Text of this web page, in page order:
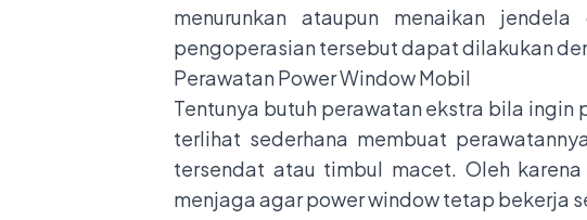
menurunkan ataupun menaikan
pengoperasian tersebut dapat dilakukan
Perawatan Power Window Mobil
Tentunya butuh perawatan ekstra bila
terlihat sederhana membuat
tersendat atau timbul macet. Oleh
menjaga agar power window tetap bekerja